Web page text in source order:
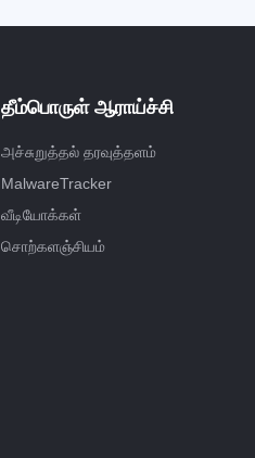
தீம்பொருள் ஆராய்ச்சி
அச்சுறுத்தல் தரவுத்தளம்
MalwareTracker
வீடியோக்கள்
சொற்களஞ்சியம்